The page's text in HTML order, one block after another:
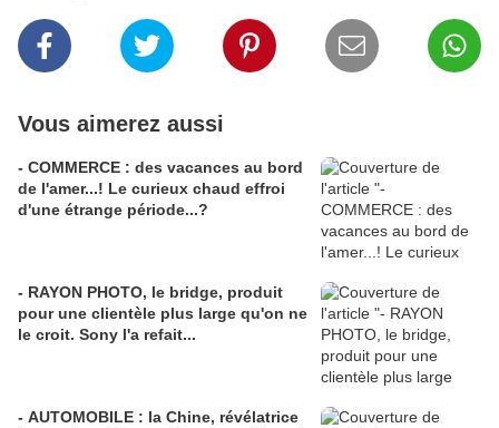
Vous aimerez aussi
- COMMERCE : des vacances au bord
de l'amer...! Le curieux chaud effroi
d'une étrange période...?
- RAYON PHOTO, le bridge, produit
pour une clientèle plus large qu'on ne
le croit. Sony l'a refait...
- AUTOMOBILE : la Chine, révélatrice